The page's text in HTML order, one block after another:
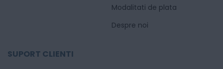
Modalitati de plata
Despre noi
SUPORT CLIENTI